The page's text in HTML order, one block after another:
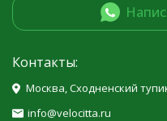
Контакты:
Москва, Сходненский
info@velocitta.ru